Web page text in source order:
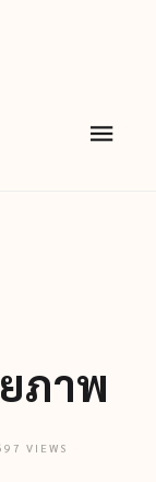
ภาพ
VIEWS